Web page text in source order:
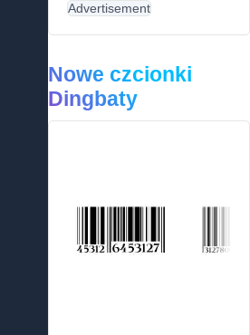
Advertisement
Nowe czcionki
Dingbaty